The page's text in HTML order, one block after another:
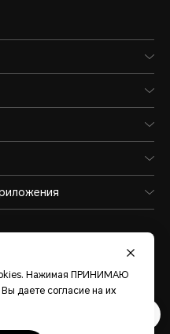
Нажимая ПРИНИМАЮ
даете согласие на их